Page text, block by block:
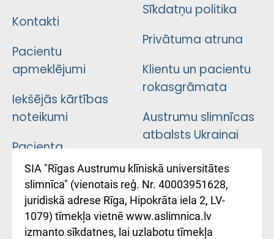
Kontakti
Pacientu
apmeklējumi
Iekšējās kārtības
noteikumi
Pacienta
atsauksmju/sūdzību
iesniegšanas
kārtība
Kā pie mums nokļūt
Sīkdatņu politika
Privātuma atruna
Klientu un pacientu
rokasgrāmata
Austrumu slimnīcas
atbalsts Ukrainai
Підтримка Східної
лікарні та співпраця з
Україною
SIA "Rīgas Austrumu klīniskā universitātes
slimnīca" (vienotais reģ. Nr. 40003951628,
juridiskā adrese Rīga, Hipokrāta iela 2, LV-
1079) tīmekļa vietnē www.aslimnica.lv
izmanto sīkdatnes, lai uzlabotu tīmekļa